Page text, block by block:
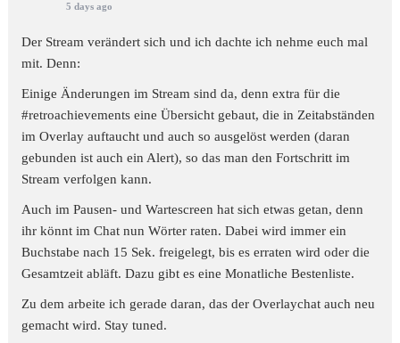
5 days ago
Der Stream verändert sich und ich dachte ich nehme euch mal
mit. Denn:
Einige Änderungen im Stream sind da, denn extra für die
#retroachievements eine Übersicht gebaut, die in Zeitabständen
im Overlay auftaucht und auch so ausgelöst werden (daran
gebunden ist auch ein Alert), so das man den Fortschritt im
Stream verfolgen kann.
Auch im Pausen- und Wartescreen hat sich etwas getan, denn
ihr könnt im Chat nun Wörter raten. Dabei wird immer ein
Buchstabe nach 15 Sek. freigelegt, bis es erraten wird oder die
Gesamtzeit abläft. Dazu gibt es eine Monatliche Bestenliste.
Zu dem arbeite ich gerade daran, das der Overlaychat auch neu
gemacht wird. Stay tuned.